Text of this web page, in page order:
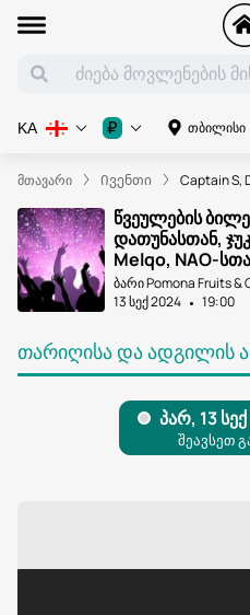
თბილისი
KA ₽
მთავარი Ივენთი Captain S,
წვეულების
დათუნასთან,
Melqo, NAO-
ბარი Pomona Fruits &
13 სექ 2024
19:00
ᲗᲐᲠᲘᲦᲘᲡᲐ ᲓᲐ ᲐᲓᲒᲘᲚᲘᲡ